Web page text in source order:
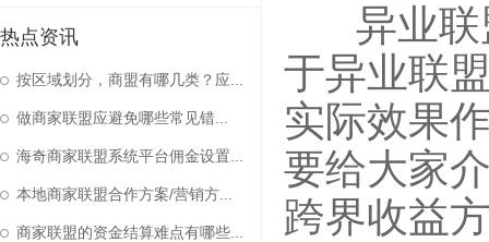
热点资讯
按区域划分，商盟有哪几类？应...
做商家联盟应避免哪些常见错...
海奇商家联盟系统平台佣金设置...
本地商家联盟合作方案/营销方...
商家联盟的资金结算难点有哪些...
异业
于异业联
实际效果
要给大家
跨界收益